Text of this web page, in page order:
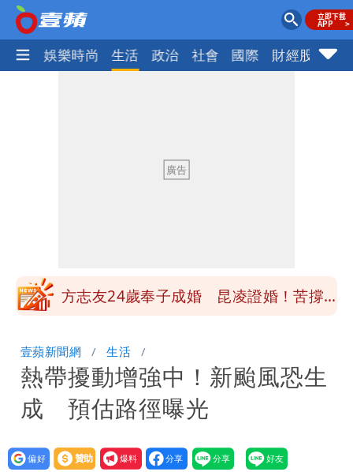
熱門 娛樂時尚 生活 政治 社會 國際 財經股市
8旬翁颱風後巡菜園疑跌落溪中失蹤 警
口風
方志友24歲奉子成婚 昆凌證婚！苦撐
超火辣
8旬翁颱風後巡菜園疑跌落溪中失蹤 警
消搜一夜深潭尋獲已亡
壹蘋新聞網 生活
熱帶擾動增強中！新颱風恐生
成 預估路徑曝光
設為
贊助
我要